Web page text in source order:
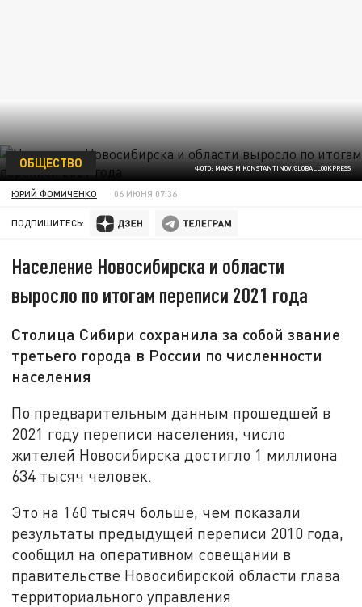
ФОТО: MAKSIM KONSTANTINOV/GLOBALLOOKPRESS
ОБЩЕСТВО
ЮРИЙ ФОМИЧЕНКО 06 ИЮНЯ 07:36
ПОДПИШИТЕСЬ:
Население Новосибирска и области
выросло по итогам переписи 2021 года
Столица Сибири сохранила за собой звание
третьего города в России по численности
населения
По предварительным данным прошедшей в
2021 году переписи населения, число
жителей Новосибирска достигло 1 миллиона
634 тысяч человек.
Это на 160 тысяч больше, чем показали
результаты предыдущей переписи 2010 года,
сообщил на оперативном совещании в
правительстве Новосибирской области глава
территориального управления